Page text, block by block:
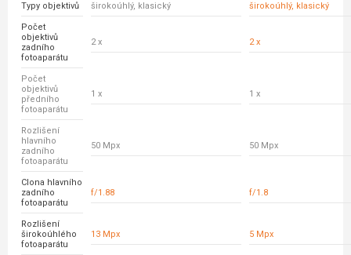
Typy objektivů
širokoúhlý, klasický širokoúhlý, klasický
Počet
objektivů
zadního
fotoaparátu
2 x 2 x
Počet
objektivů
předního
fotoaparátu
1 x 1 x
Rozlišení
hlavního
zadního
fotoaparátu
50 Mpx 50 Mpx
Clona hlavního
zadního
fotoaparátu
f/1.88 f/1.8
Rozlišení
širokoúhlého
fotoaparátu
13 Mpx 5 Mpx